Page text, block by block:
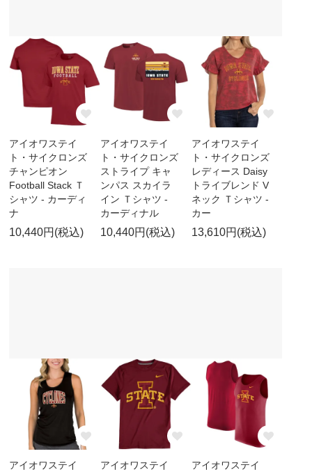
アイオワステイ
ト・サイクロンズ
チャンピオン
Football Stack Ｔ
シャツ - カーディ
ナ
10,440円(税込)
アイオワステイ
ト・サイクロンズ
ストライプ キャ
ンパス スカイラ
イン Ｔシャツ -
カーディナル
10,440円(税込)
アイオワステイ
ト・サイクロンズ
レディース Daisy
トライブレンド V
ネック Ｔシャツ -
カー
13,610円(税込)
アイオワステイ
アイオワステイ
アイオワステイ